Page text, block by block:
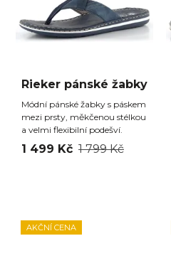
Rieker pánské žabky
Módní pánské žabky s páskem
mezi prsty, měkčenou stélkou
a velmi flexibilní podešví.
1 499 Kč 1 799 Kč
AKČNÍ CENA